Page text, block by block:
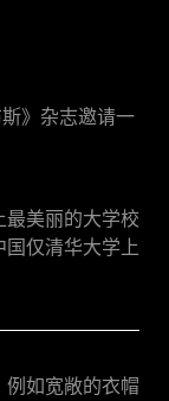
斯》杂志邀请一
最美丽的大学校
国仅清华大学上
如宽敞的衣帽